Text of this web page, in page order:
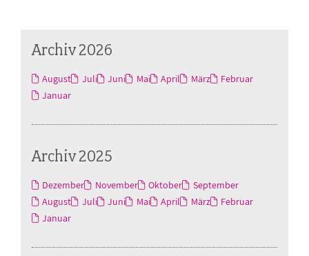
Archiv 2026
August Juli Juni Mai April März
Februar
Januar
Archiv 2025
Dezember November Oktober
September
August
Juli Juni Mai April März
Februar
Januar